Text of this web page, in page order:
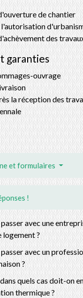
de chantier
des
garanties
ouvrage
la réception des
et formulaires
!
avec une
logement ?
avec un
?
quels cas doit-on
thermique ?